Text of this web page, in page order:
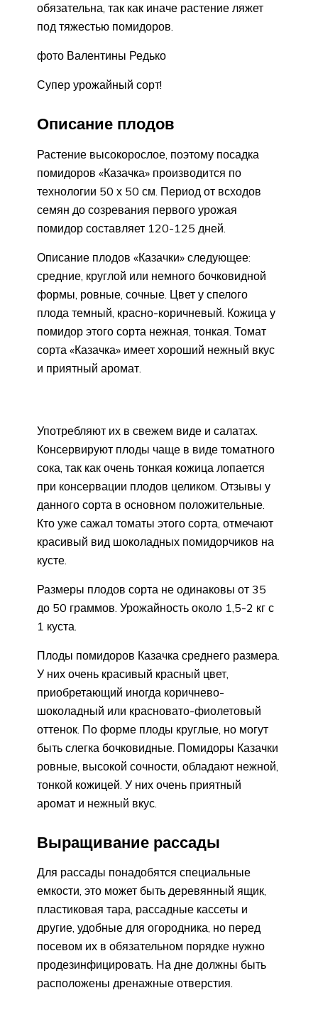
обязательна, так как иначе растение ляжет
под тяжестью помидоров.
фото Валентины Редько
Супер урожайный сорт!
Описание плодов
Растение высокорослое, поэтому посадка
помидоров «Казачка» производится по
технологии 50 х 50 см. Период от всходов
семян до созревания первого урожая
помидор составляет 120-125 дней.
Описание плодов «Казачки» следующее:
средние, круглой или немного бочковидной
формы, ровные, сочные. Цвет у спелого
плода темный, красно-коричневый. Кожица у
помидор этого сорта нежная, тонкая. Томат
сорта «Казачка» имеет хороший нежный вкус
и приятный аромат.
Употребляют их в свежем виде и салатах.
Консервируют плоды чаще в виде томатного
сока, так как очень тонкая кожица лопается
при консервации плодов целиком. Отзывы у
данного сорта в основном положительные.
Кто уже сажал томаты этого сорта, отмечают
красивый вид шоколадных помидорчиков на
кусте.
Размеры плодов сорта не одинаковы от 35
до 50 граммов. Урожайность около 1,5-2 кг с
1 куста.
Плоды помидоров Казачка среднего размера.
У них очень красивый красный цвет,
приобретающий иногда коричнево-
шоколадный или красновато-фиолетовый
оттенок. По форме плоды круглые, но могут
быть слегка бочковидные. Помидоры Казачки
ровные, высокой сочности, обладают нежной,
тонкой кожицей. У них очень приятный
аромат и нежный вкус.
Выращивание рассады
Для рассады понадобятся специальные
емкости, это может быть деревянный ящик,
пластиковая тара, рассадные кассеты и
другие, удобные для огородника, но перед
посевом их в обязательном порядке нужно
продезинфицировать. На дне должны быть
расположены дренажные отверстия.